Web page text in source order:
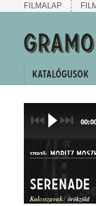
FILMALAP
SZERZŐ: MORITZ
Serenade
Kulcsszavak: örökzöld